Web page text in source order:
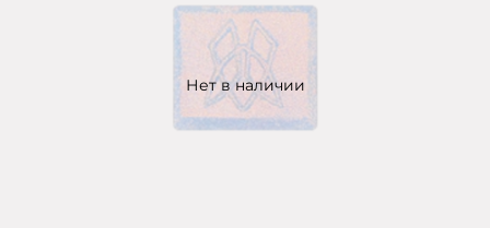
Нет в наличии